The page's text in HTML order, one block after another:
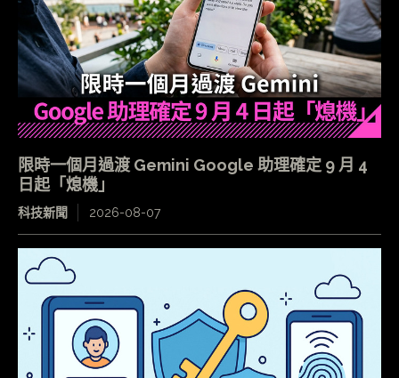
限時一個月過渡 Gemini Google 助理確定 9 月 4
日起「熄機」
科技新聞 2026-08-07